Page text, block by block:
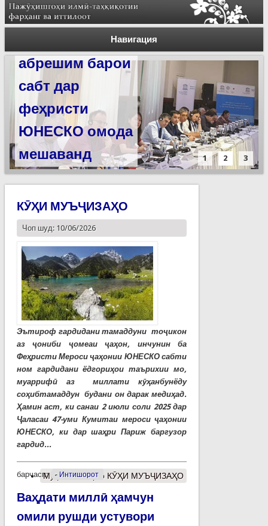
Навигация
Силсилаи
ёдгориҳои роҳи
абрешим барои
сабт дар
феҳристи
ЮНЕСКО омода
мешаванд
1 2 3
КӮҲИ МУЪҶИЗАҲО
Чоп шуд: 10/06/2026
Эътироф гардидани тамаддуни тоҷикон
аз ҷониби ҷомеаи ҷаҳон, инчунин ба
Феҳристи Мероси ҷаҳонии ЮНЕСКО сабти
ном гардидани ёдгориҳои таърихии мо,
муаррифӣ аз миллати кӯҳанбунёду
соҳибтамаддун будани он дарак медиҳад.
Ҳамин аст, ки санаи 2 июли соли 2025 дар
Ҷаласаи 47-уми Кумитаи мероси ҷаҳонии
ЮНЕСКО, ки дар шаҳри Париж баргузор
гардид...
барчасп: Интишорот
Муфассалтаро КӮҲИ МУЪҶИЗАҲО
Ваҳдати миллӣ ҳамчун
омили рушди устувори